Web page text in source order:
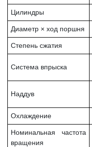
Цилиндры
Диаметр × ход поршня
Степень сжатия
Система впрыска
Наддув
Охлаждение
Номинальная частота
вращения